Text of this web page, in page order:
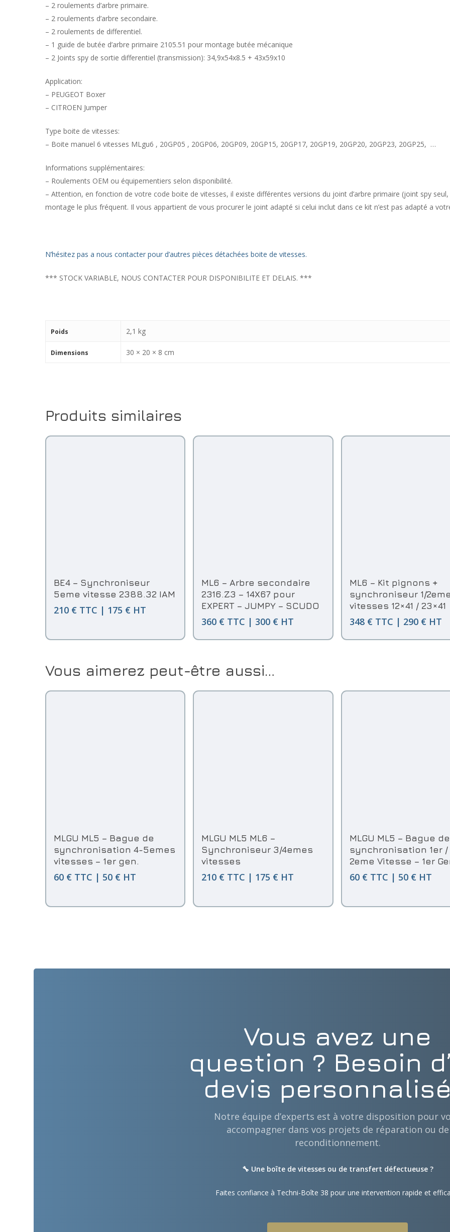
– 2 roulements d’arbre primaire.
– 2 roulements d’arbre secondaire.
– 2 roulements de differentiel.
– 1 guide de butée d’arbre primaire 2105.51 pour montage butée mécanique
– 2 Joints spy de sortie differentiel (transmission): 34,9x54x8.5 + 43x59x10
Application:
– PEUGEOT Boxer
– CITROEN Jumper
Type boite de vitesses:
– Boite manuel 6 vitesses MLgu6 , 20GP05 , 20GP06, 20GP09, 20GP15, 20GP17, 20GP19, 20GP20, 20GP23, 20GP25, …
Informations supplémentaires:
– Roulements OEM ou équipementiers selon disponibilité.
– Attention, en fonction de votre code boite de vitesses, il existe différentes versions du joint d’arbre primaire (joint spy
montage le plus fréquent. Il vous appartient de vous procurer le joint adapté si celui inclut dans ce kit n’est pas adapté a
N’hésitez pas a nous contacter pour d’autres pièces détachées boite de vitesses.
*** STOCK VARIABLE, NOUS CONTACTER POUR DISPONIBILITE ET DELAIS. ***
Poids 2,1 kg
Dimensions 30 × 20 × 8 cm
Produits similaires
BE4 – Synchroniseur
5eme vitesse 2388.32 IAM
210 € TTC | 175 € HT
ML6 – Arbre secondaire
2316.Z3 – 14X67 pour
EXPERT – JUMPY – SCUDO
360 € TTC | 300 € HT
ML6 – Kit pignons +
synchroniseur 1/
vitesses 12×41 / 23×41
348 € TTC | 290 € HT
Vous aimerez peut-être aussi…
MLGU ML5 – Bague de
synchronisation 4-5emes
vitesses – 1er gen.
60 € TTC | 50 € HT
MLGU ML5 ML6 –
Synchroniseur 3/4emes
vitesses
210 € TTC | 175 € HT
MLGU ML5 – Bague de
synchronisation 1er /
2eme Vitesse – 1er
60 € TTC | 50 € HT
Vous avez une
question ? Besoin
devis
Notre équipe d’experts est à votre disposition pour
accompagner dans vos projets de réparation ou de
reconditionnement.
🔧 Une boîte de vitesses ou de transfert défectueuse ?
Faites confiance à Techni-Boîte 38 pour une intervention rapide et